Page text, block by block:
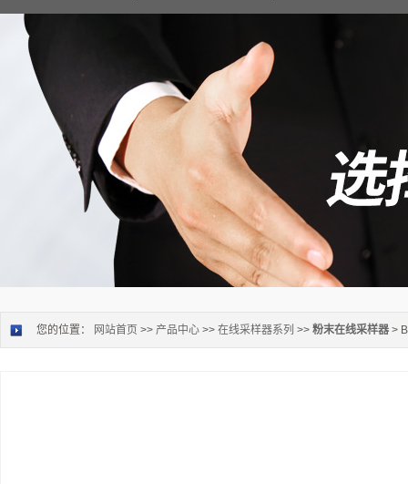
您的位置： 网站首页 >> 产品中心 >> 在线采样器系列 >> 粉末在线采样器 >